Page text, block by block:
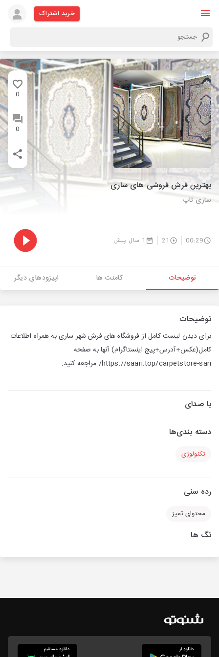
خرید اشتراک
0
0
بهترین فرش فروشی های ساری
ساری تاپ
00:29
21 1 سال پیش
توضیحات کامنت ها اپیزودهای دیگر
توضیحات
برای دیدن لیست کامل از فروشگاه های فرش شهر ساری به همراه اطلاعات
کامل(عکس+آدرس+پیج اینستاگرام) آنها به صفحه
https://saari.top/carpetstore-sari/ مراجعه کنید.
با صدای
دسته بندی‌ها
تکنولوژی
رده سنی
محتوای تمیز
تگ ها